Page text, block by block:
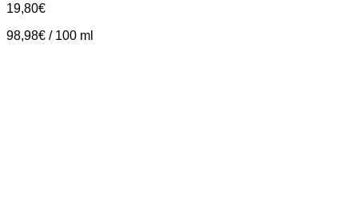
19,80€
98,98€ / 100 ml